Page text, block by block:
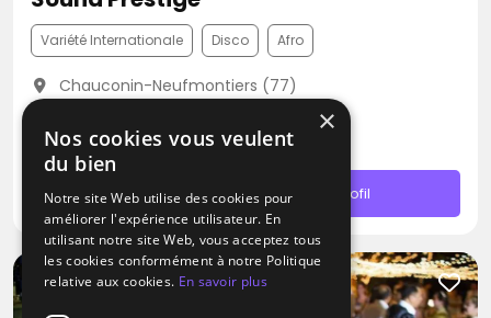
Variété Internationale Disco Afro
Chauconin-Neufmontiers (77)
À partir de 400€
Contacter Profil
×
Nos cookies vous veulent
du bien
Notre site Web utilise des cookies pour
améliorer l'expérience utilisateur. En
utilisant notre site Web, vous acceptez tous
les cookies conformément à notre Politique
relative aux cookies. En savoir plus